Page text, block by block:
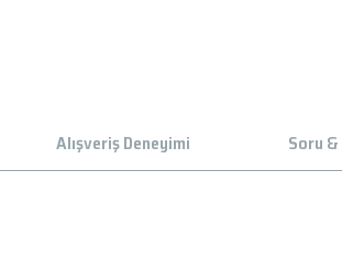
Alışveriş Deneyimi Soru